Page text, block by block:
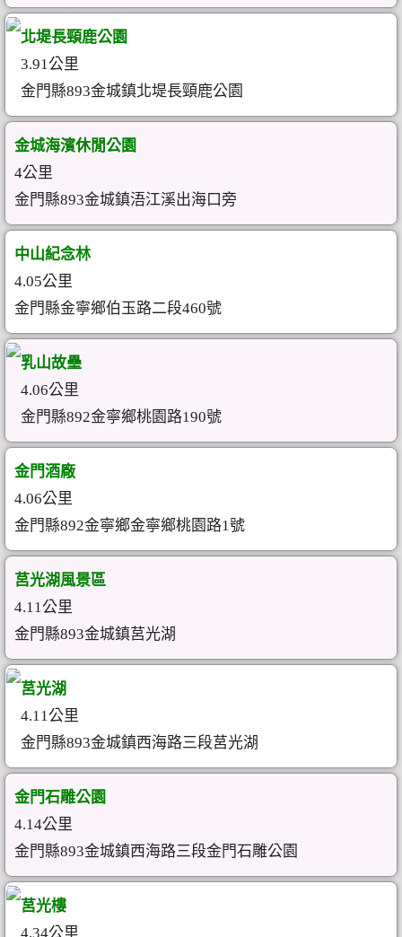
北堤長頸鹿公園
3.91公里
金門縣893金城鎮北堤長頸鹿公園
金城海濱休閒公園
4公里
金門縣893金城鎮浯江溪出海口旁
中山紀念林
4.05公里
金門縣金寧鄉伯玉路二段460號
乳山故壘
4.06公里
金門縣892金寧鄉桃園路190號
金門酒廠
4.06公里
金門縣892金寧鄉金寧鄉桃園路1號
莒光湖風景區
4.11公里
金門縣893金城鎮莒光湖
莒光湖
4.11公里
金門縣893金城鎮西海路三段莒光湖
金門石雕公園
4.14公里
金門縣893金城鎮西海路三段金門石雕公園
莒光樓
4.34公里